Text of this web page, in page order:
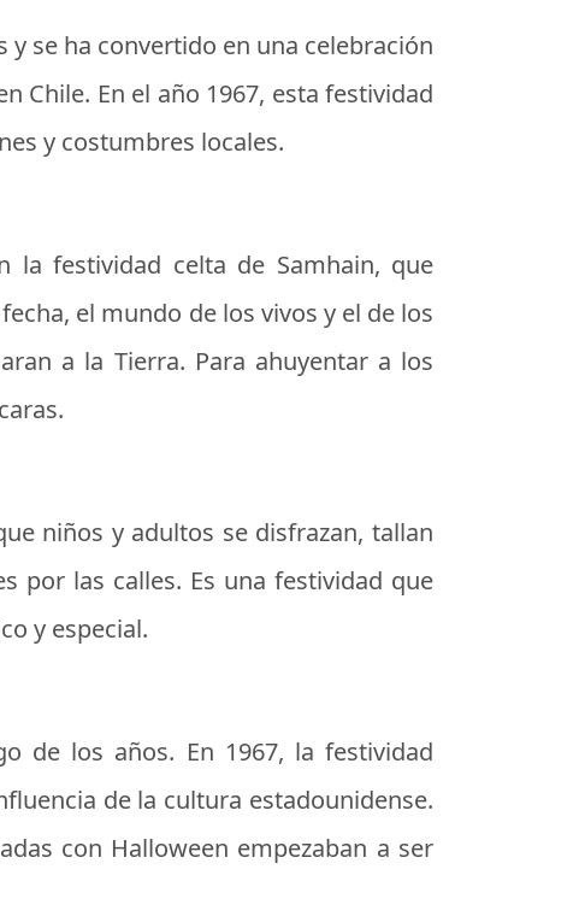
se ha convertido en una celebración
Chile. En el año 1967, esta festividad
y costumbres locales.
la festividad celta de Samhain, que
el mundo de los vivos y el de los
a la Tierra. Para ahuyentar a los
niños y adultos se disfrazan, tallan
por las calles. Es una festividad que
y especial.
de los años. En 1967, la festividad
de la cultura estadounidense.
con Halloween empezaban a ser